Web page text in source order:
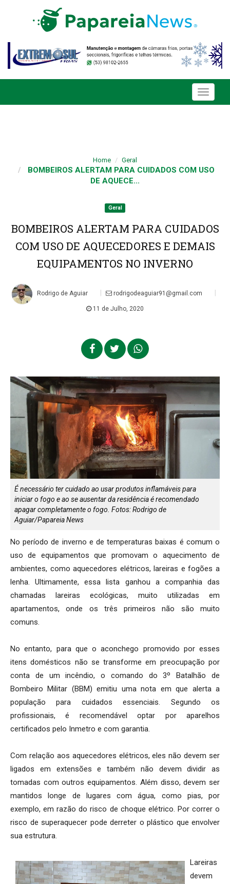
Toggle
Home Geral
BOMBEIROS ALERTAM PARA CUIDADOS COM USO
DE AQUECE...
Geral
BOMBEIROS ALERTAM PARA CUIDADOS
COM USO DE AQUECEDORES E DEMAIS
EQUIPAMENTOS NO INVERNO
Rodrigo de Aguiar rodrigodeaguiar91@gmail.com
11 de Julho, 2020
É necessário ter cuidado ao usar produtos inflamáveis para
iniciar o fogo e ao se ausentar da residência é recomendado
apagar completamente o fogo. Fotos: Rodrigo de
Aguiar/Papareia News
No período de inverno e de temperaturas baixas é comum o
uso de equipamentos que promovam o aquecimento de
ambientes, como aquecedores elétricos, lareiras e fogões a
lenha. Ultimamente, essa lista ganhou a companhia das
chamadas lareiras ecológicas, muito utilizadas em
apartamentos, onde os três primeiros não são muito
comuns.
No entanto, para que o aconchego promovido por esses
itens domésticos não se transforme em preocupação por
conta de um incêndio, o comando do 3º Batalhão de
Bombeiro Militar (BBM) emitiu uma nota em que alerta a
população para cuidados essenciais. Segundo os
profissionais, é recomendável optar por aparelhos
certificados pelo Inmetro e com garantia.
Com relação aos aquecedores elétricos, eles não devem ser
ligados em extensões e também não devem dividir as
tomadas com outros equipamentos. Além disso, devem ser
mantidos longe de lugares com água, como pias, por
exemplo, em razão do risco de choque elétrico. Por correr o
risco de superaquecer pode derreter o plástico que envolver
sua estrutura.
Lareiras
devem